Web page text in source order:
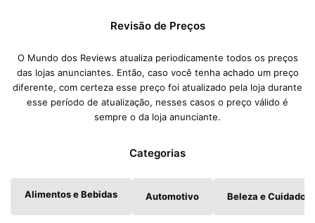
Revisão de Preços
O Mundo dos Reviews atualiza periodicamente todos os preços
das lojas anunciantes. Então, caso você tenha achado um preço
diferente, com certeza esse preço foi atualizado pela loja durante
esse período de atualização, nesses casos o preço válido é
sempre o da loja anunciante.
Categorias
Alimentos e Bebidas Automotivo Beleza e Cuidados